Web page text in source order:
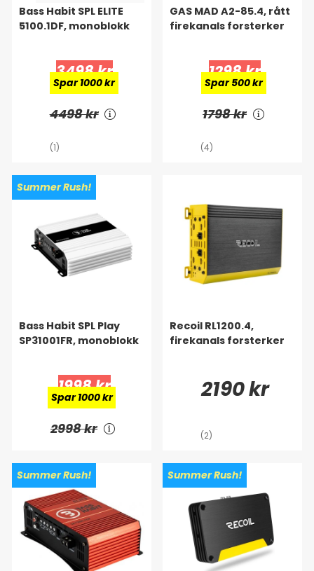
Bass Habit SPL ELITE
5100.1DF, monoblokk
3498 kr
Spar 1000 kr
4498 kr
(1)
GAS MAD A2-85.4, rått
firekanals forsterker
1298 kr
Spar 500 kr
1798 kr
(4)
Summer Rush!
Bass Habit SPL Play
SP31001FR, monoblokk
1998 kr
Spar 1000 kr
2998 kr
Recoil RL1200.4,
firekanals forsterker
2190 kr
(2)
Summer Rush! Summer Rush!